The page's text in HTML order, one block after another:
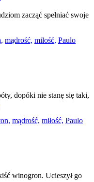
zacząć spełniać swoje
mądrość, miłość, Paulo
dopóki nie stanę się taki,
mądrość, miłość, Paulo
winogron. Ucieszył go